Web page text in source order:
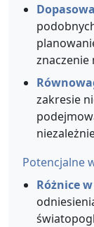
znaczenie
zakresie
Potencjalne
Różnice